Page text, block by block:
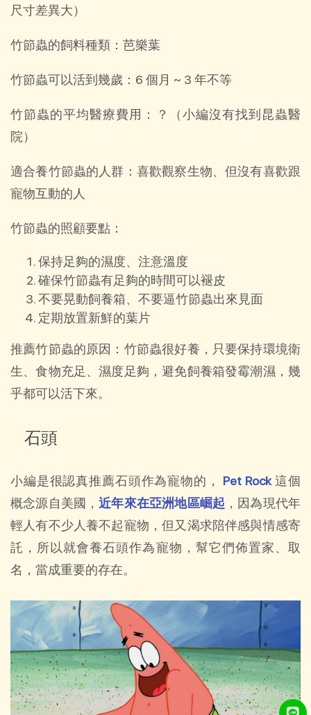
尺寸差異大）
竹節蟲的飼料種類：芭樂葉
竹節蟲可以活到幾歲：6 個月 ~ 3 年不等
竹節蟲的平均醫療費用：？（小編沒有找到昆蟲醫
院）
適合養竹節蟲的人群：喜歡觀察生物、但沒有喜歡跟
寵物互動的人
竹節蟲的照顧要點：
保持足夠的濕度、注意溫度
確保竹節蟲有足夠的時間可以褪皮
不要晃動飼養箱、不要逼竹節蟲出來見面
定期放置新鮮的葉片
推薦竹節蟲的原因：竹節蟲很好養，只要保持環境衛
生、食物充足、濕度足夠，避免飼養箱發霉潮濕，幾
乎都可以活下來。
石頭
小編是很認真推薦石頭作為寵物的， Pet Rock這個
概念源自美國，近年來在亞洲地區崛起 ，因為現代年
輕人有不少人養不起寵物，但又渴求陪伴感與情感寄
託，所以就會養石頭作為寵物，幫它們佈置家、取
名，當成重要的存在。